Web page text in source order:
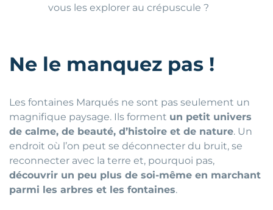
vous les explorer au crépuscule ?
Ne le manquez pas !
Les fontaines Marqués ne sont pas seulement un
magnifique paysage. Ils forment un petit univers
de calme, de beauté, d’histoire et de nature. Un
endroit où l’on peut se déconnecter du bruit, se
reconnecter avec la terre et, pourquoi pas,
découvrir un peu plus de soi-même en marchant
parmi les arbres et les fontaines.